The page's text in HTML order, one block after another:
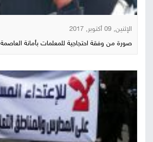
الإثنين, 09 أكتوبر, 2017
صورة من وفقة احتجاجية للمعلمات بأمانة العاصمة